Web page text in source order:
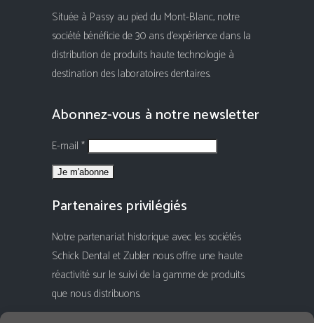
Située à Passy au pied du Mont-Blanc, notre
société bénéficie de 30 ans d'expérience dans la
distribution de produits haute technologie à
destination des laboratoires dentaires.
Abonnez-vous à notre newsletter
E-mail *
Partenaires privilégiés
Notre partenariat historique avec les sociétés
Schick Dental et Zubler nous offre une haute
réactivité sur le suivi de la gamme de produits
que nous distribuons.